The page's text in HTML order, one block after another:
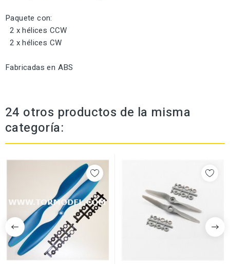
Paquete con:
2 x hélices CCW
2 x hélices CW
Fabricadas en ABS
24 otros productos de la misma
categoría: